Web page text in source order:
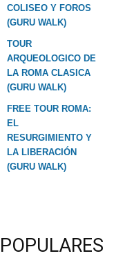
COLISEO Y FOROS
(GURU WALK)
TOUR
ARQUEOLOGICO DE
LA ROMA CLASICA
(GURU WALK)
FREE TOUR ROMA:
EL
RESURGIMIENTO Y
LA LIBERACIÓN
(GURU WALK)
POPULARES